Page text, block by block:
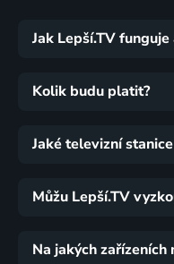
Jak Lepší.TV
Kolik budu platit?
Jaké televizní
Můžu Lepší.TV
Na jakých